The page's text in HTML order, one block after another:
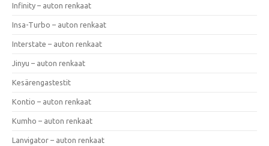
Infinity – auton renkaat
Insa-Turbo – auton renkaat
Interstate – auton renkaat
Jinyu – auton renkaat
Kesärengastestit
Kontio – auton renkaat
Kumho – auton renkaat
Lanvigator – auton renkaat